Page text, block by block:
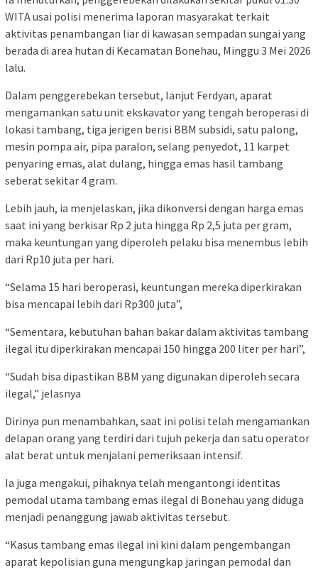
WITA usai polisi menerima laporan masyarakat terkait
aktivitas penambangan liar di kawasan sempadan sungai yang
berada di area hutan di Kecamatan Bonehau, Minggu 3 Mei 2026
lalu.
Dalam penggerebekan tersebut, lanjut Ferdyan, aparat
mengamankan satu unit ekskavator yang tengah beroperasi di
lokasi tambang, tiga jerigen berisi BBM subsidi, satu palong,
mesin pompa air, pipa paralon, selang penyedot, 11 karpet
penyaring emas, alat dulang, hingga emas hasil tambang
seberat sekitar 4 gram.
Lebih jauh, ia menjelaskan, jika dikonversi dengan harga emas
saat ini yang berkisar Rp 2 juta hingga Rp 2,5 juta per gram,
maka keuntungan yang diperoleh pelaku bisa menembus lebih
dari Rp10 juta per hari.
“Selama 15 hari beroperasi, keuntungan mereka diperkirakan
bisa mencapai lebih dari Rp300 juta”,
“Sementara, kebutuhan bahan bakar dalam aktivitas tambang
ilegal itu diperkirakan mencapai 150 hingga 200 liter per hari”,
“Sudah bisa dipastikan BBM yang digunakan diperoleh secara
ilegal,” jelasnya
Dirinya pun menambahkan, saat ini polisi telah mengamankan
delapan orang yang terdiri dari tujuh pekerja dan satu operator
alat berat untuk menjalani pemeriksaan intensif.
Ia juga mengakui, pihaknya telah mengantongi identitas
pemodal utama tambang emas ilegal di Bonehau yang diduga
menjadi penanggung jawab aktivitas tersebut.
“Kasus tambang emas ilegal ini kini dalam pengembangan
aparat kepolisian guna mengungkap jaringan pemodal dan